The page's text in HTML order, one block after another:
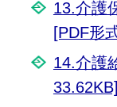
13.介護
[PDF形
14.介護
33.62KB]